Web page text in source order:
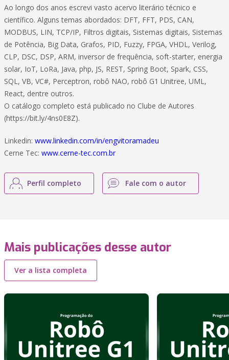
Ao longo dos anos escrevi vasto acervo literário técnico e
científico. Alguns temas abordados: DFT, FFT, PDS, CAN,
MODBUS, LIN, TCP/IP, Filtros digitais, Sistemas digitais, Sistemas
de Potência, Big Data, Grafos, PID, Fuzzy, FPGA, VHDL, Verilog,
CLP, DSC, DSP, ARM, inversor de frequência, soft-starter, energia
solar, IoT, LoRa, Java, php, JS, REST, Spring Boot, Spark, CSS,
SQL, VB, VC#, Perceptron, robô NAO, robô G1 Unitree, UML,
React, dentre outros.
O catálogo completo está publicado no Clube de Autores
(https://bit.ly/4ns0E8Z).
Linkedin: www.linkedin.com/in/engvitoramadeu
Cerne Tec: www.cerne-tec.com.br
Perfil completo Fale com o autor
Mais publicações desse autor
Ver a lista completa